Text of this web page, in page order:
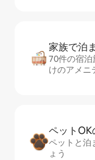
家族で泊
70件の宿泊
けのアメニ
ペット
ペットと泊
ょう